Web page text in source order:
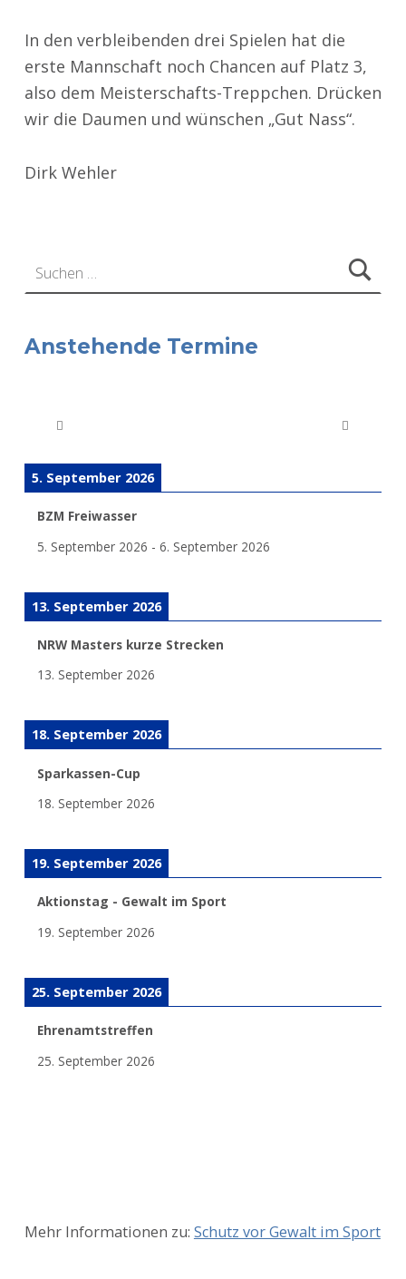
In den verbleibenden drei Spielen hat die
erste Mannschaft noch Chancen auf Platz 3,
also dem Meisterschafts-Treppchen. Drücken
wir die Daumen und wünschen „Gut Nass“.
Dirk Wehler
Anstehende Termine
5. September 2026
BZM Freiwasser
5. September 2026 - 6. September 2026
13. September 2026
NRW Masters kurze Strecken
13. September 2026
18. September 2026
Sparkassen-Cup
18. September 2026
19. September 2026
Aktionstag - Gewalt im Sport
19. September 2026
25. September 2026
Ehrenamtstreffen
25. September 2026
Mehr Informationen zu: Schutz vor Gewalt im Sport